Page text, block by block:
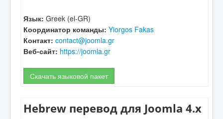
Язык: Greek (el-GR)
Координатор команды: Yiorgos Fakas
Контакт: contact@joomla.gr
Веб-сайт: https://joomla.gr
Скачать языковой пакет
Hebrew перевод для Joomla 4.x